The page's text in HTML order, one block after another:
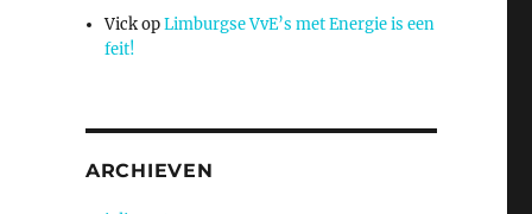
VickopLimburgse VvE’s met Energie is een
feit!
ARCHIEVEN